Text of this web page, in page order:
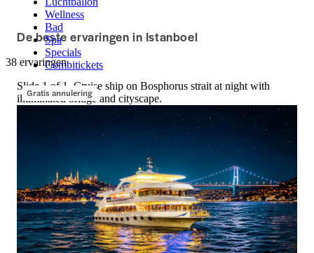
Wellness
Bad
Spa
Specials
Combitickets
van Istanboel terwijl je geniet van
rondleidingen met maaltijden en
retourtransfers tegen gereduceerde
prijzen.
De beste ervaringen in Istanboel
38 ervaringen
Gratis annulering
Slide 1 of 1, Cruise ship on Bosphorus strait at night with
illuminated bridge and cityscape.